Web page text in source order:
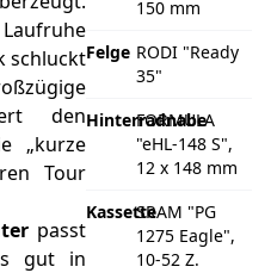
schluckt
den
„kurze
Tour
passt
gut in
150 mm
Felge RODI "Ready
35"
Hinterradnabe
FORMULA
"eHL-148 S",
12 x 148 mm
KassetteSRAM "PG
1275 Eagle",
10-52 Z.